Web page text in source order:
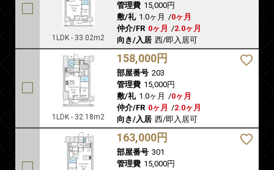
1LDK - 33.02m2
管理費 15,000円
敷/礼 1.0ヶ月 /0ヶ月
仲介/FR 0ヶ月 /2.0ヶ月
向き/入居 西/即入居可
1LDK - 32.18m2
158,000円
部屋番号 203
管理費 15,000円
敷/礼 1.0ヶ月 /0ヶ月
仲介/FR 0ヶ月 /2.0ヶ月
向き/入居 西/即入居可
163,000円
部屋番号 301
管理費 15,000円